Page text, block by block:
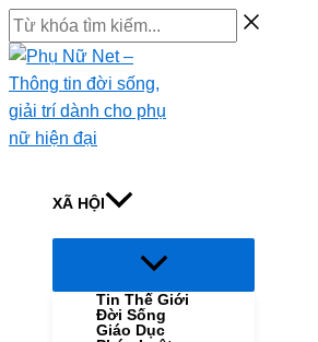
Skip
to
content
Từ
khóa
tìm
kiếm...
XÃ HỘI
Menu
Tin Thế Giới
Đời Sống
Giáo Dục